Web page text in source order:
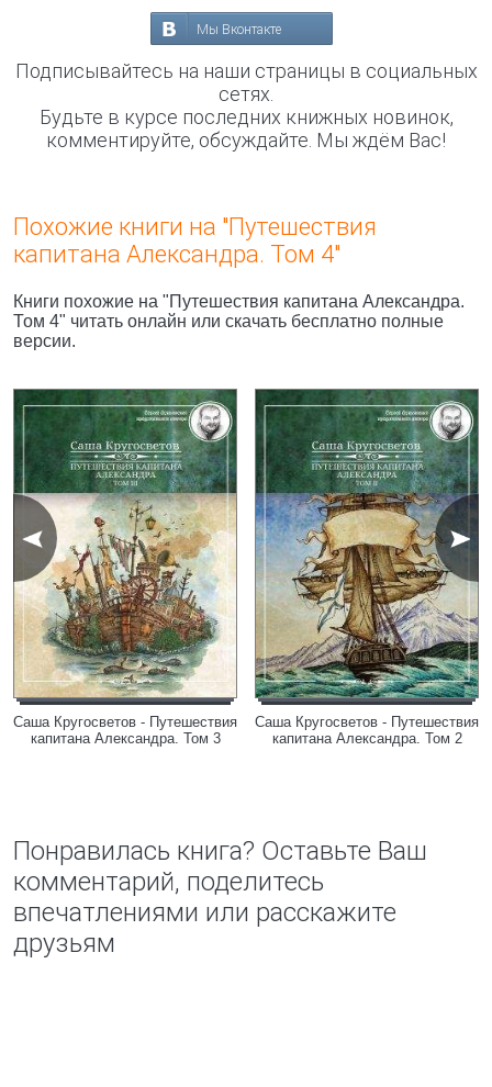
Мы Вконтакте
Подписывайтесь на наши страницы в социальных
сетях.
Будьте в курсе последних книжных новинок,
комментируйте, обсуждайте. Мы ждём Вас!
Похожие книги на "Путешествия
капитана Александра. Том 4"
Книги похожие на "Путешествия капитана Александра.
Том 4" читать онлайн или скачать бесплатно полные
версии.
Саша Кругосветов - Путешествия
капитана Александра. Том 3
Саша Кругосветов - Путешествия
капитана Александра. Том 2
Понравилась книга? Оставьте Ваш
комментарий, поделитесь
впечатлениями или расскажите
друзьям